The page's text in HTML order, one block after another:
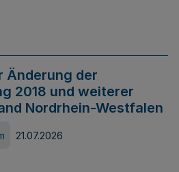
Änderung der
2018 und weiterer
Nordrhein-Westfalen
21.07.2026